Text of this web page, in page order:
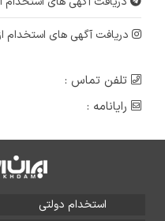
دریافت آگهی های استخدام
تلفن تماس :
رایانامه :
استخدام دولتی